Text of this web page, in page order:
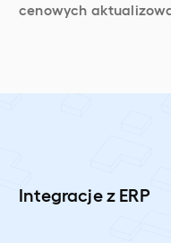
cenowych
Integracje z ERP